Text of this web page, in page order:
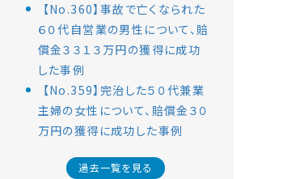
【No.360】事故で亡くなられた
６０代自営業の男性について、賠
償金３３１３万円の獲得に成功
した事例
【No.359】完治した５０代兼業
主婦の女性について、賠償金３０
万円の獲得に成功した事例
過去一覧を見る